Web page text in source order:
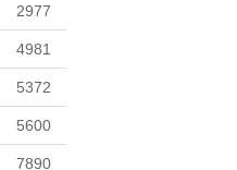
2977
4981
5372
5600
7890